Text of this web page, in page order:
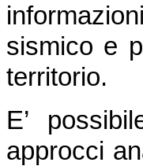
sismico e
territorio.
E’
approcci